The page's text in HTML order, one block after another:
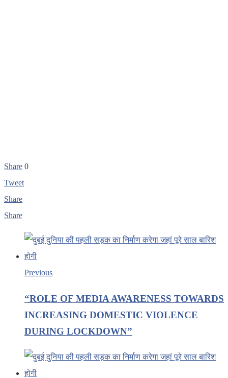
Share 0
Tweet
Share
Share
Previous
“ROLE OF MEDIA AWARENESS TOWARDS
INCREASING DOMESTIC VIOLENCE
DURING LOCKDOWN”